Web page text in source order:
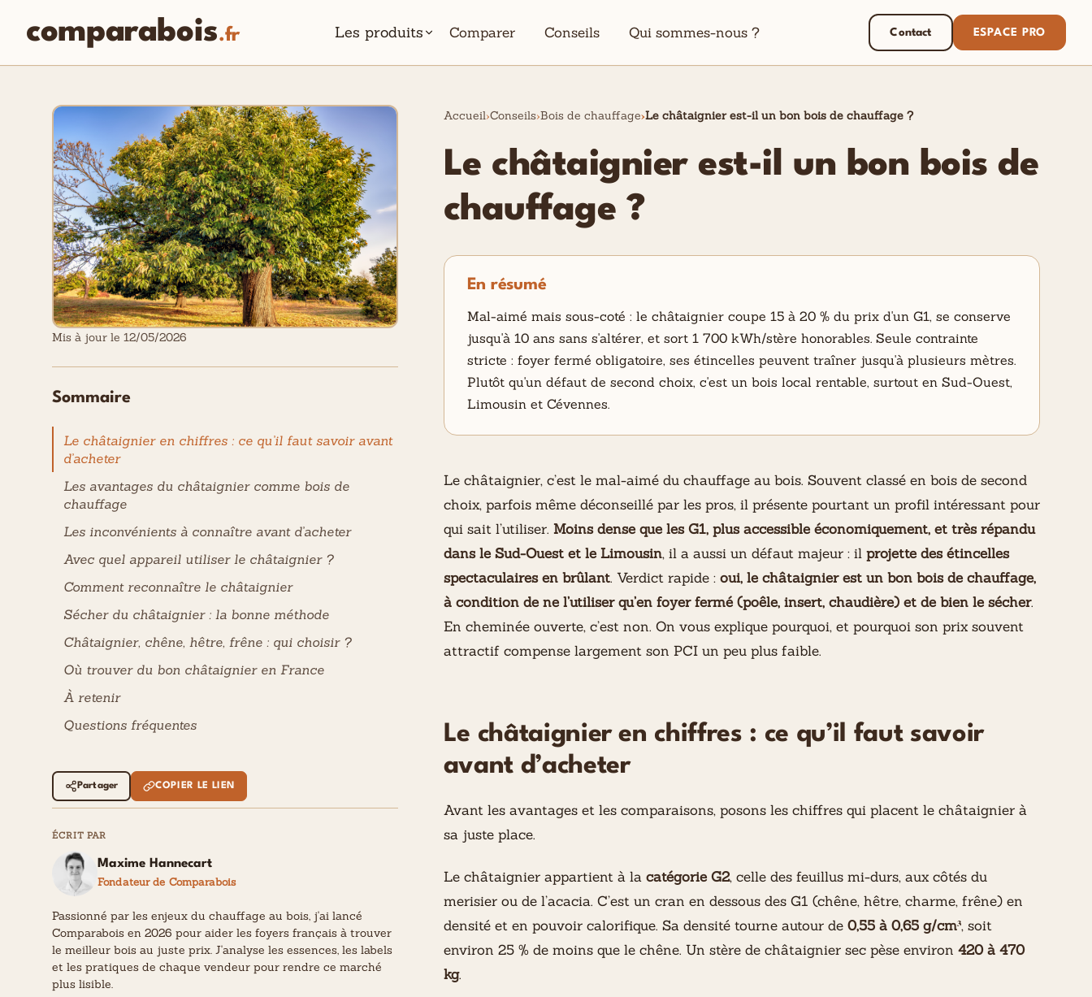
comparabois.fr Les produits Comparer Conseils Qui sommes-nous ? Contact ESPACE PRO
Mis à jour le 12/05/2026
Sommaire
Le châtaignier en chiffres : ce qu’il faut savoir avant
d’acheter
Les avantages du châtaignier comme bois de
chauffage
Les inconvénients à connaître avant d’acheter
Avec quel appareil utiliser le châtaignier ?
Comment reconnaître le châtaignier
Sécher du châtaignier : la bonne méthode
Châtaignier, chêne, hêtre, frêne : qui choisir ?
Où trouver du bon châtaignier en France
À retenir
Questions fréquentes
Partager COPIER LE LIEN
ÉCRIT PAR
Maxime Hannecart
Fondateur de Comparabois
Passionné par les enjeux du chauffage au bois, j'ai lancé
Comparabois en 2026 pour aider les foyers français à trouver
le meilleur bois au juste prix. J'analyse les essences, les labels
et les pratiques de chaque vendeur pour rendre ce marché
plus lisible.
Accueil Conseils Bois de chauffage Le châtaignier est-il un bon bois de chauffage ?
Le châtaignier est-il un bon bois de
chauffage ?
En résumé
Mal-aimé mais sous-coté : le châtaignier coupe 15 à 20 % du prix d'un G1, se conserve
jusqu'à 10 ans sans s'altérer, et sort 1 700 kWh/stère honorables. Seule contrainte
stricte : foyer fermé obligatoire, ses étincelles peuvent traîner jusqu'à plusieurs mètres.
Plutôt qu'un défaut de second choix, c'est un bois local rentable, surtout en Sud-Ouest,
Limousin et Cévennes.
Le châtaignier, c’est le mal-aimé du chauffage au bois. Souvent classé en bois de second
choix, parfois même déconseillé par les pros, il présente pourtant un profil intéressant pour
qui sait l’utiliser. Moins dense que les G1, plus accessible économiquement, et très répandu
dans le Sud-Ouest et le Limousin, il a aussi un défaut majeur : il projette des étincelles
spectaculaires en brûlant. Verdict rapide : oui, le châtaignier est un bon bois de chauffage,
à condition de ne l’utiliser qu’en foyer fermé (poêle, insert, chaudière) et de bien le sécher.
En cheminée ouverte, c’est non. On vous explique pourquoi, et pourquoi son prix souvent
attractif compense largement son PCI un peu plus faible.
Le châtaignier en chiffres : ce qu’il faut savoir
avant d’acheter
Avant les avantages et les comparaisons, posons les chiffres qui placent le châtaignier à
sa juste place.
Le châtaignier appartient à la catégorie G2, celle des feuillus mi-durs, aux côtés du
merisier ou de l’acacia. C’est un cran en dessous des G1 (chêne, hêtre, charme, frêne) en
densité et en pouvoir calorifique. Sa densité tourne autour de 0,55 à 0,65 g/cm³, soit
environ 25 % de moins que le chêne. Un stère de châtaignier sec pèse environ 420 à 470
kg.